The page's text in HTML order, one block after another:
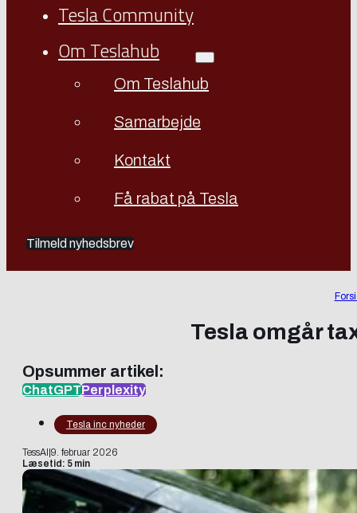
Tesla Community
Om Teslahub
Om Teslahub
Samarbejde
Kontakt
Få rabat på Tesla
Tilmeld nyhedsbrev
Tesla omgår
Opsummer artikel:
ChatGPTPerplexity
Tesla inc nyheder
TessAI 9. februar 2026
Læsetid: 5 min